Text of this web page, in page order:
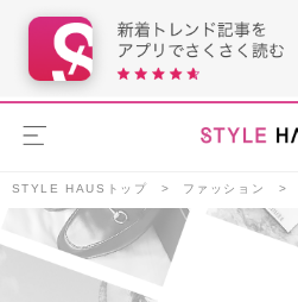
STYLE HAUSトップ ファッション